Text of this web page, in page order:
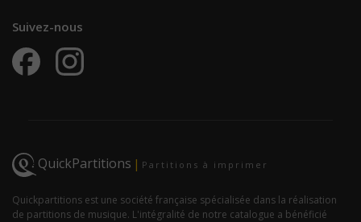
Suivez-nous
QuickPartitions | Partitions à imprimer
Quickpartitions est une société française spécialisée dans la réalisation
de partitions de musique. L'intégralité de notre catalogue a bénéficié